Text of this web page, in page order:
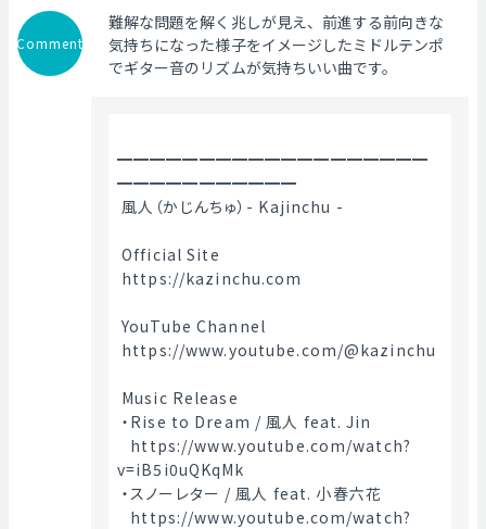
Comment
難解な問題を解く兆しが見え、前進する前向きな
気持ちになった様子をイメージしたミドルテンポ
でギター音のリズムが気持ちいい曲です。
━━━━━━━━━━━━━━━━━━━
━━━━━━━━━━━
風人（かじんちゅ）- Kajinchu -
Official Site
https://kazinchu.com
YouTube Channel
https://www.youtube.com/@kazinchu
Music Release
・Rise to Dream / 風人 feat. Jin
v=iB5i0uQKqMk
・スノーレター / 風人 feat. 小春六花